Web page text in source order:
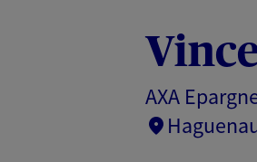
AXA